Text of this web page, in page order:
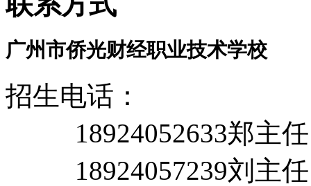
广州市侨光财经职业技术学校
招生电话：
18924052633郑主
18924057239刘主任